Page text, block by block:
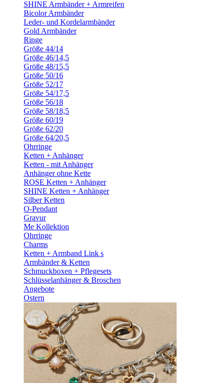
SHINE Armbänder + Armreifen
Bicolor Armbänder
Leder- und Kordelarmbänder
Gold Armbänder
Ringe
Größe 44/14
Größe 46/14,5
Größe 48/15,5
Größe 50/16
Größe 52/17
Größe 54/17,5
Größe 56/18
Größe 58/18,5
Größe 60/19
Größe 62/20
Größe 64/20,5
Ohrringe
Ketten + Anhänger
Ketten - mit Anhänger
Anhänger ohne Kette
ROSE Ketten + Anhänger
SHINE Ketten + Anhänger
Silber Ketten
O-Pendant
Gravur
Me Kollektion
Ohrringe
Charms
Ketten + Armband Link s
Armbänder & Ketten
Schmuckboxen + Pflegesets
Schlüsselanhänger & Broschen
Angebote
Ostern